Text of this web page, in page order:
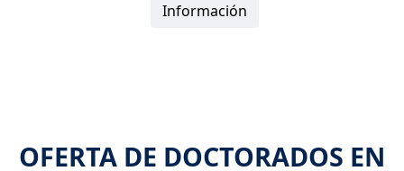
Información
OFERTA DE DOCTORADOS EN